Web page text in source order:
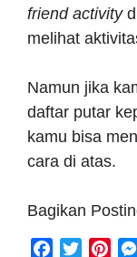
friend activity
melihat
Namun jika
daftar putar
kamu bisa
cara di atas.
Bagikan